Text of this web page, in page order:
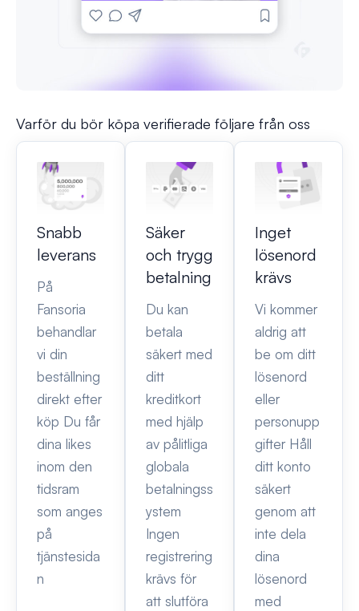
Varför du bör köpa verifierade följare från oss
Snabb
leverans
På
Fansoria
behandlar
vi din
beställning
direkt efter
köp Du får
dina likes
inom den
tidsram
som anges
på
tjänstesida
n
Säker
och trygg
betalning
Du kan
betala
säkert med
ditt
kreditkort
med hjälp
av pålitliga
globala
betalningss
ystem
Ingen
registrering
krävs för
att slutföra
Inget
lösenord
krävs
Vi kommer
aldrig att
be om ditt
lösenord
eller
personupp
gifter Håll
ditt konto
säkert
genom att
inte dela
dina
lösenord
med